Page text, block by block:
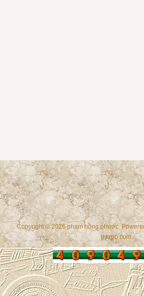
Copyright © 2026 phạm hồng phước.
gazpo.com.